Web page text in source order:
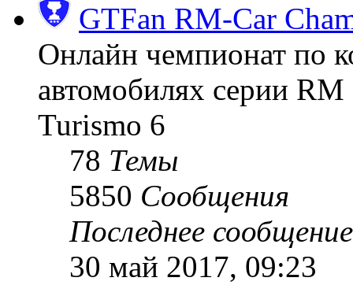
GTFan RM-Car
Онлайн чемпионат по
автомобилях серии
Turismo 6
78 Темы
5850 Сообщения
Последнее сообщение
30 май 2017, 09:23